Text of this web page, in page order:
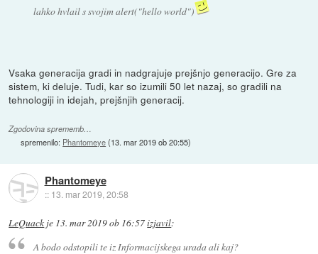
lahko hvlail s svojim alert("hello world")
Vsaka generacija gradi in nadgrajuje prejšnjo generacijo. Gre za
sistem, ki deluje. Tudi, kar so izumili 50 let nazaj, so gradili na
tehnologiji in idejah, prejšnjih generacij.
Zgodovina sprememb…
spremenilo: Phantomeye(13. mar 2019 ob 20:55)
Phantomeye
:: 13. mar 2019, 20:58
LeQuack je 13. mar 2019 ob 16:57izjavil:
A bodo odstopili te iz Informacijskega urada ali kaj?